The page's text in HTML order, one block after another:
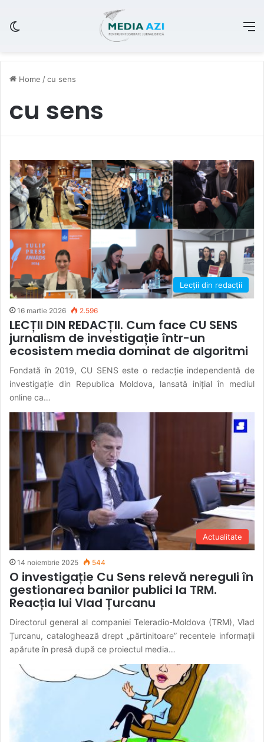
Home /cu sens
cu sens
Lecții din redacții
16 martie 2026 2.596
LECȚII DIN REDACȚII. Cum face CU SENS
jurnalism de investigație într-un
ecosistem media dominat de algoritmi
Fondată în 2019, CU SENS este o redacție independentă de
investigație din Republica Moldova, lansată inițial în mediul
online ca…
Actualitate
14 noiembrie 2025 544
O investigație Cu Sens relevă nereguli în
gestionarea banilor publici la TRM.
Reacția lui Vlad Țurcanu
Directorul general al companiei Teleradio-Moldova (TRM), Vlad
Țurcanu, cataloghează drept „părtinitoare” recentele informații
apărute în presă după ce proiectul media…